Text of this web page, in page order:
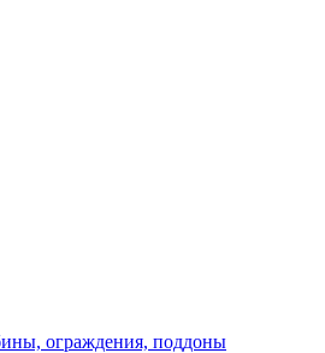
ограждения, поддоны